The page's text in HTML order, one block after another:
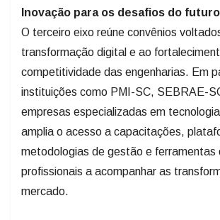
Inovação para os desafios do futuro
O terceiro eixo reúne convênios
transformação digital e ao
competitividade das engenharias. Em
instituições como PMI-SC, SEBRAE-
empresas especializadas em
amplia o acesso a capacitações,
metodologias de gestão e ferramentas
profissionais a acompanhar as
mercado.